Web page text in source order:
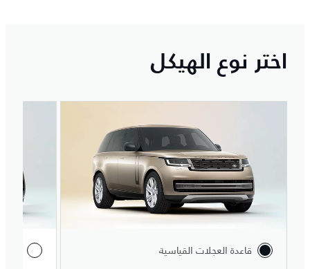
اختر نوع الهيكل
قاعدة العجلات القياسية